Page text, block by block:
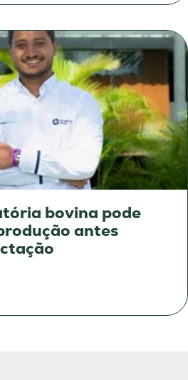
bovina pode
antes